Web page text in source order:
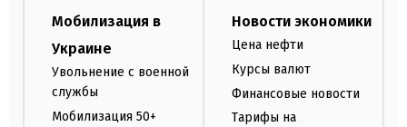
Мобилизация в
Украине
Увольнение с военной
службы
Мобилизация 50+
Новости экономики
Цена нефти
Курсы валют
Финансовые новости
Тарифы на